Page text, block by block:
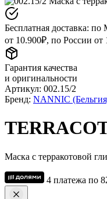
Бесплатная доставка: по
от 10.900₽, по России от
Гарантия качества
и оригинальности
Артикул: 002.15/2
Бренд: NANNIC
Маска с терракотовой
4 платежа по